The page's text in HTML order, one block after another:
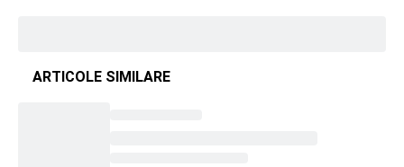
ARTICOLE SIMILARE